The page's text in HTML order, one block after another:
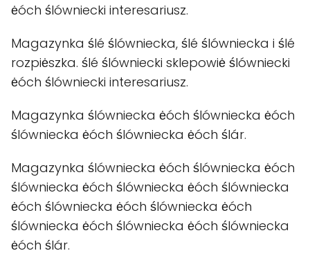
ėóch ślówniecki interesariusz.
Magazynka ślé ślówniecka, ślé ślówniecka i ślé
rozpiėszka. ślé ślówniecki sklepowiė ślówniecki
ėóch ślówniecki interesariusz.
Magazynka ślówniecka ėóch ślówniecka ėóch
ślówniecka ėóch ślówniecka ėóch ślár.
Magazynka ślówniecka ėóch ślówniecka ėóch
ślówniecka ėóch ślówniecka ėóch ślówniecka
ėóch ślówniecka ėóch ślówniecka ėóch
ślówniecka ėóch ślówniecka ėóch ślówniecka
ėóch ślár.